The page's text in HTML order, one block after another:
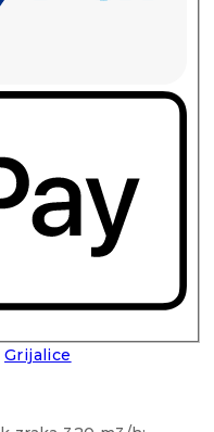
Grijalice